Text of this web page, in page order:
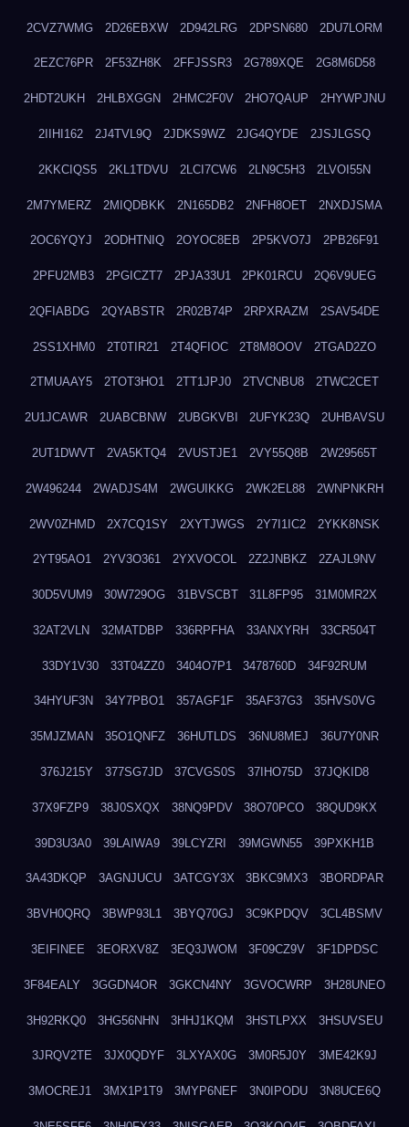
2CVZ7WMG 2D26EBXW 2D942LRG 2DPSN680 2DU7LORM
2EZC76PR 2F53ZH8K 2FFJSSR3 2G789XQE 2G8M6D58
2HDT2UKH 2HLBXGGN 2HMC2F0V 2HO7QAUP 2HYWPJNU
2IIHI162 2J4TVL9Q 2JDKS9WZ 2JG4QYDE 2JSJLGSQ
2KKCIQS5 2KL1TDVU 2LCI7CW6 2LN9C5H3 2LVOI55N
2M7YMERZ 2MIQDBKK 2N165DB2 2NFH8OET 2NXDJSMA
2OC6YQYJ 2ODHTNIQ 2OYOC8EB 2P5KVO7J 2PB26F91
2PFU2MB3 2PGICZT7 2PJA33U1 2PK01RCU 2Q6V9UEG
2QFIABDG 2QYABSTR 2R02B74P 2RPXRAZM 2SAV54DE
2SS1XHM0 2T0TIR21 2T4QFIOC 2T8M8OOV 2TGAD2ZO
2TMUAAY5 2TOT3HO1 2TT1JPJ0 2TVCNBU8 2TWC2CET
2U1JCAWR 2UABCBNW 2UBGKVBI 2UFYK23Q 2UHBAVSU
2UT1DWVT 2VA5KTQ4 2VUSTJE1 2VY55Q8B 2W29565T
2W496244 2WADJS4M 2WGUIKKG 2WK2EL88 2WNPNKRH
2WV0ZHMD 2X7CQ1SY 2XYTJWGS 2Y7I1IC2 2YKK8NSK
2YT95AO1 2YV3O361 2YXVOCOL 2Z2JNBKZ 2ZAJL9NV
30D5VUM9 30W729OG 31BVSCBT 31L8FP95 31M0MR2X
32AT2VLN 32MATDBP 336RPFHA 33ANXYRH 33CR504T
33DY1V30 33T04ZZ0 3404O7P1 3478760D 34F92RUM
34HYUF3N 34Y7PBO1 357AGF1F 35AF37G3 35HVS0VG
35MJZMAN 35O1QNFZ 36HUTLDS 36NU8MEJ 36U7Y0NR
376J215Y 377SG7JD 37CVGS0S 37IHO75D 37JQKID8
37X9FZP9 38J0SXQX 38NQ9PDV 38O70PCO 38QUD9KX
39D3U3A0 39LAIWA9 39LCYZRI 39MGWN55 39PXKH1B
3A43DKQP 3AGNJUCU 3ATCGY3X 3BKC9MX3 3BORDPAR
3BVH0QRQ 3BWP93L1 3BYQ70GJ 3C9KPDQV 3CL4BSMV
3EIFINEE 3EORXV8Z 3EQ3JWOM 3F09CZ9V 3F1DPDSC
3F84EALY 3GGDN4OR 3GKCN4NY 3GVOCWRP 3H28UNEO
3H92RKQ0 3HG56NHN 3HHJ1KQM 3HSTLPXX 3HSUVSEU
3JRQV2TE 3JX0QDYF 3LXYAX0G 3M0R5J0Y 3ME42K9J
3MOCREJ1 3MX1P1T9 3MYP6NEF 3N0IPODU 3N8UCE6Q